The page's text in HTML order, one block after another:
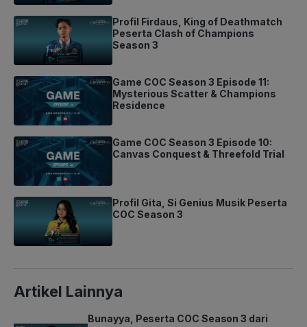
Profil Firdaus, King of Deathmatch
Peserta Clash of Champions
Season 3
Game COC Season 3 Episode 11:
Mysterious Scatter & Champions
Residence
Game COC Season 3 Episode 10:
Canvas Conquest & Threefold Trial
Profil Gita, Si Genius Musik Peserta
COC Season 3
Artikel Lainnya
Bunayya, Peserta COC Season 3 dari